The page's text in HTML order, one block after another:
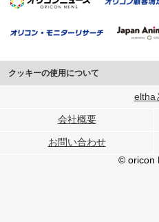
クッキーの使用について
このサイトでは Cookie を使用して、
行っています。
メディアや広告配信、データ解析の各
各パートナーは、この情報とユーザー
ユーザーが各パートナーのサービスを
eltha
会社概要
お問い合わせ
© oricon